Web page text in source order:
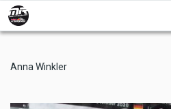
Skip
to
main
Anna Winkler